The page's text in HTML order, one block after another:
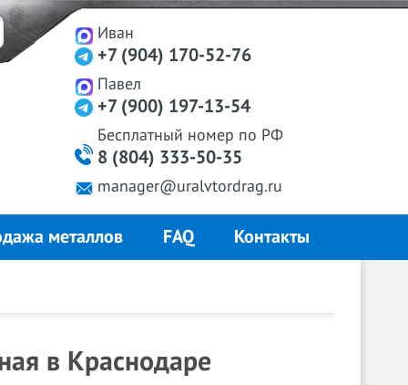
Иван
+7 (904) 170-52-76
Павел
+7 (900) 197-13-54
Бесплатный номер по РФ
8 (804) 333-50-35
manager@uralvtordrag.ru
металлов FAQ Контакты
в Краснодаре